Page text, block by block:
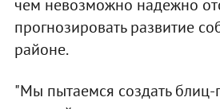
чем невозможно надежно
прогнозировать развитие
районе.
"Мы пытаемся создать блиц-